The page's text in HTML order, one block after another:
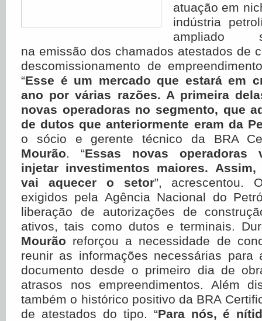
atuação em
indústria
ampliado
na emissão dos chamados atestados de
descomissionamento de
“Esse é um mercado que estará em
ano por várias razões. A primeira
novas operadoras no segmento, que
de dutos que anteriormente eram da
o sócio e gerente técnico da BRA
Mourão. “Essas novas operadoras
injetar investimentos maiores. Assim,
vai aquecer o setor”, acrescentou.
exigidos pela Agência Nacional do
liberação de autorizações de
ativos, tais como dutos e terminais.
Mourão reforçou a necessidade de
reunir as informações necessárias para
documento desde o primeiro dia de
atrasos nos empreendimentos. Além
também o histórico positivo da BRA
de atestados do tipo. “Para nós, é